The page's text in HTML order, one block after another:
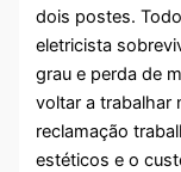
dois postes.
eletricista
grau e perda de
voltar a trabalhar
reclamação
estéticos e o